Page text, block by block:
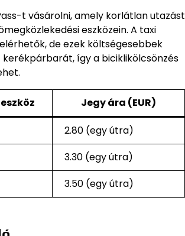
t vásárolni, amely korlátlan utazást
eszközein. A taxi
de ezek költségesebbek
kerékpárbarát, így a biciklikölcsönzés
Jegy ára (EUR)
2.80 (egy útra)
3.30 (egy útra)
3.50 (egy útra)